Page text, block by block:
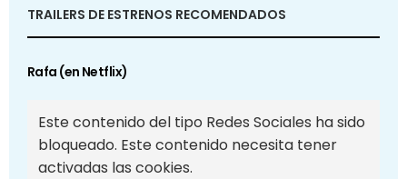
TRAILERS DE ESTRENOS RECOMENDADOS
Rafa (en Netflix)
Este contenido del tipo Redes Sociales ha sido
bloqueado. Este contenido necesita tener
activadas las cookies.